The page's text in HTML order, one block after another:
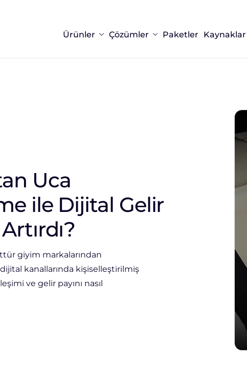
Ürünler Çözümler Paketler Kaynaklar
Uca
ile Dijital Gelir
giyim markalarından
kanallarında kişiselleştirilmiş
ve gelir payını nasıl